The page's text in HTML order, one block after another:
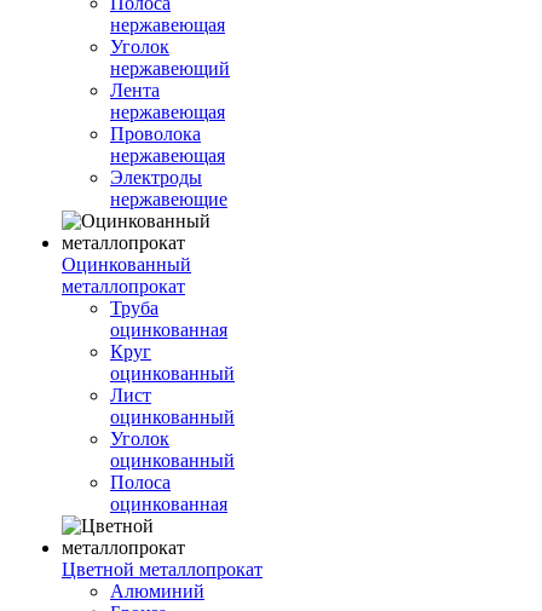
нержавеющая
Уголок
нержавеющий
Лента
нержавеющая
Проволока
нержавеющая
Электроды
нержавеющие
Оцинкованный
металлопрокат
Труба
оцинкованная
Круг
оцинкованный
Лист
оцинкованный
Уголок
оцинкованный
Полоса
оцинкованная
Цветной металлопрокат
Алюминий